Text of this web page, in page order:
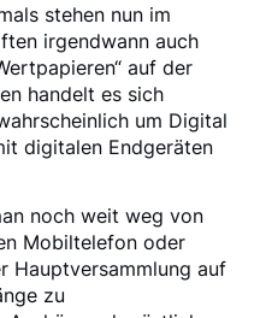
stehen nun im
irgendwann auch
auf der
handelt es sich
um Digital
digitalen Endgeräten
noch weit weg von
Mobiltelefon oder
Hauptversammlung auf
zu